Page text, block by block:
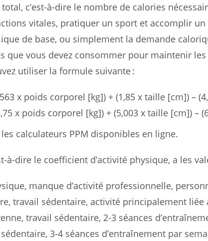
c’est-à-dire le nombre de calories
vitales, pratiquer un sport et accomplir
de base, ou simplement la demande
que vous devez consommer pour maintenir
utiliser la formule suivante :
x poids corporel [kg]) + (1,85 x taille [cm]) –
x poids corporel [kg]) + (5,003 x taille [cm]) –
calculateurs PPM disponibles en ligne.
à-dire le coefficient d’activité physique, a les
manque d’activité professionnelle,
travail sédentaire, activité principalement liée
travail sédentaire, 2-3 séances
3-4 séances d’entraînement par